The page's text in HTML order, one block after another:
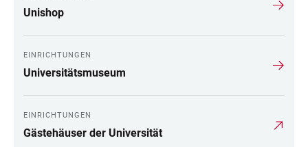
Unishop
EINRICHTUNGEN
Universitätsmuseum
EINRICHTUNGEN
Gästehäuser der Universität